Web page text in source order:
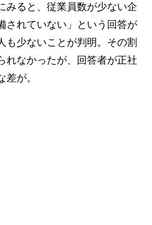
みると、従業員数が少ない企
されていない」という回答が
も少ないことが判明。その割
れなかったが、回答者が正社
が。